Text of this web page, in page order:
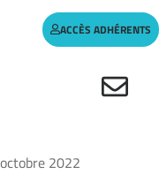
ACCÈS ADHÉRENTS
2022